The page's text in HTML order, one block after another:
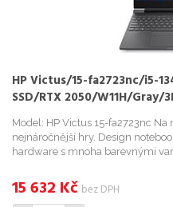
HP Victus/15-fa2723nc/i5-
SSD/RTX 2050/W11H/Gray/
Model: HP Victus 15-fa2723nc
nejnáročnější hry. Design
hardware s mnoha barevnými
15 632 Kč bez DPH